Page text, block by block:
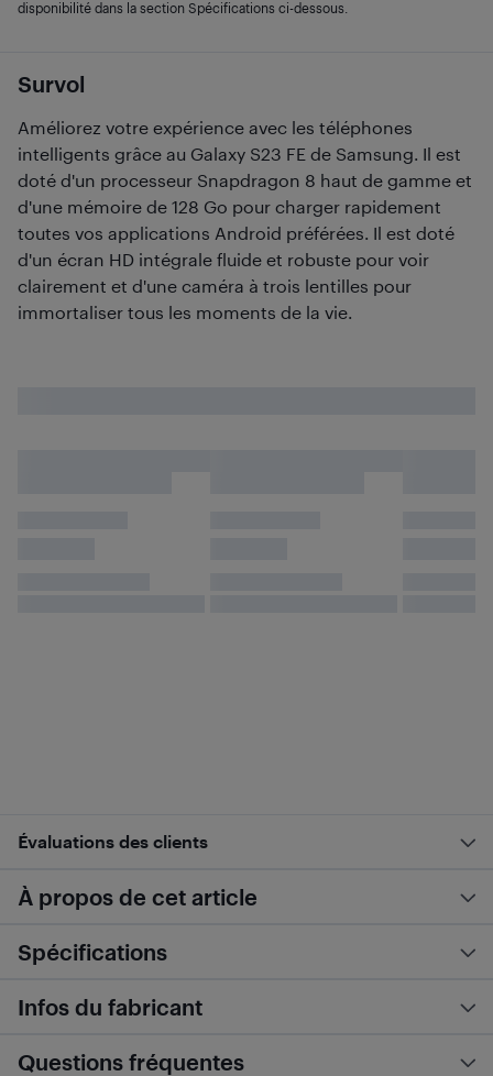
Survol
Améliorez votre expérience avec les téléphones
intelligents grâce au Galaxy S23 FE de Samsung. Il est
doté d'un processeur Snapdragon 8 haut de gamme et
d'une mémoire de 128 Go pour charger rapidement
toutes vos applications Android préférées. Il est doté
d'un écran HD intégrale fluide et robuste pour voir
clairement et d'une caméra à trois lentilles pour
immortaliser tous les moments de la vie.
disponibilité dans la section Spécifications ci-dessous.
Évaluations des clients
À propos de cet article
Spécifications
Infos du fabricant
Questions fréquentes